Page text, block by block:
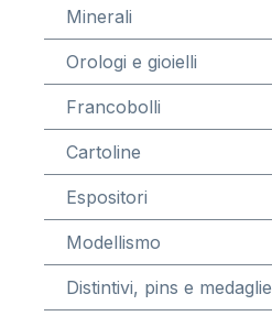
Minerali
Orologi e gioielli
Francobolli
Cartoline
Espositori
Modellismo
Distintivi, pins e medaglie